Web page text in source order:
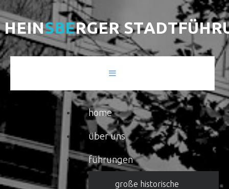
HEINSBERGER STADTFÜHR
home
über uns
führungen
große historische